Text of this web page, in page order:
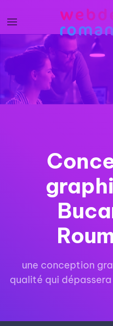
Accéder au contenu
une conception
qualité qui